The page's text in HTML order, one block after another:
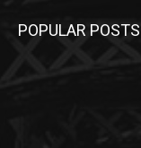
POPULAR POSTS